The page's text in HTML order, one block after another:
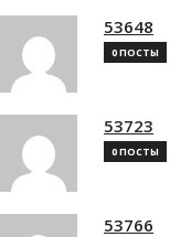
53648
0 ПОСТЫ
53723
0 ПОСТЫ
53766